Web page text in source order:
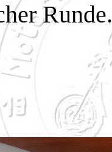
Runde.